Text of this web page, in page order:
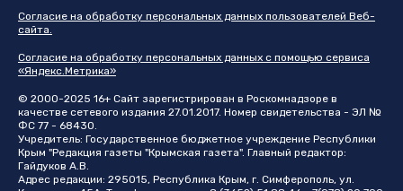
Согласие на обработку персональных данных пользователей Веб-
сайта.
Согласие на обработку персональных данных с помощью сервиса
«Яндекс.Метрика»
© 2000-2025 16+ Сайт зарегистрирован в Роскомнадзоре в
качестве сетевого издания 27.01.2017. Номер свидетельства - ЭЛ №
ФС 77 - 68430.
Учредитель: Государственное бюджетное учреждение Республики
Крым "Редакция газеты "Крымская газета". Главный редактор:
Гайдуков А.В.
Адрес редакции: 295015, Республика Крым, г. Симферополь, ул.